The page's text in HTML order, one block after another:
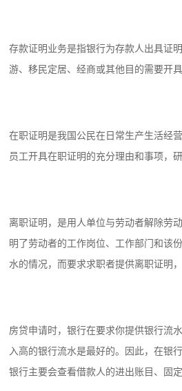
存款证明业务是指银行为存款人出具证
游、移民定居、经商或其他目的需要开具
在职证明是我国公民在日常生产生活经
员工开具在职证明的充分理由和事项，
离职证明，是用人单位与劳动者解除劳
明了劳动者的工作岗位、工作部门和该
水的情况，而要求求职者提供离职证明
房贷申请时，银行在要求你提供银行流
入高的银行流水是最好的。因此，在银
银行主要会查看借款人的进出账目、固